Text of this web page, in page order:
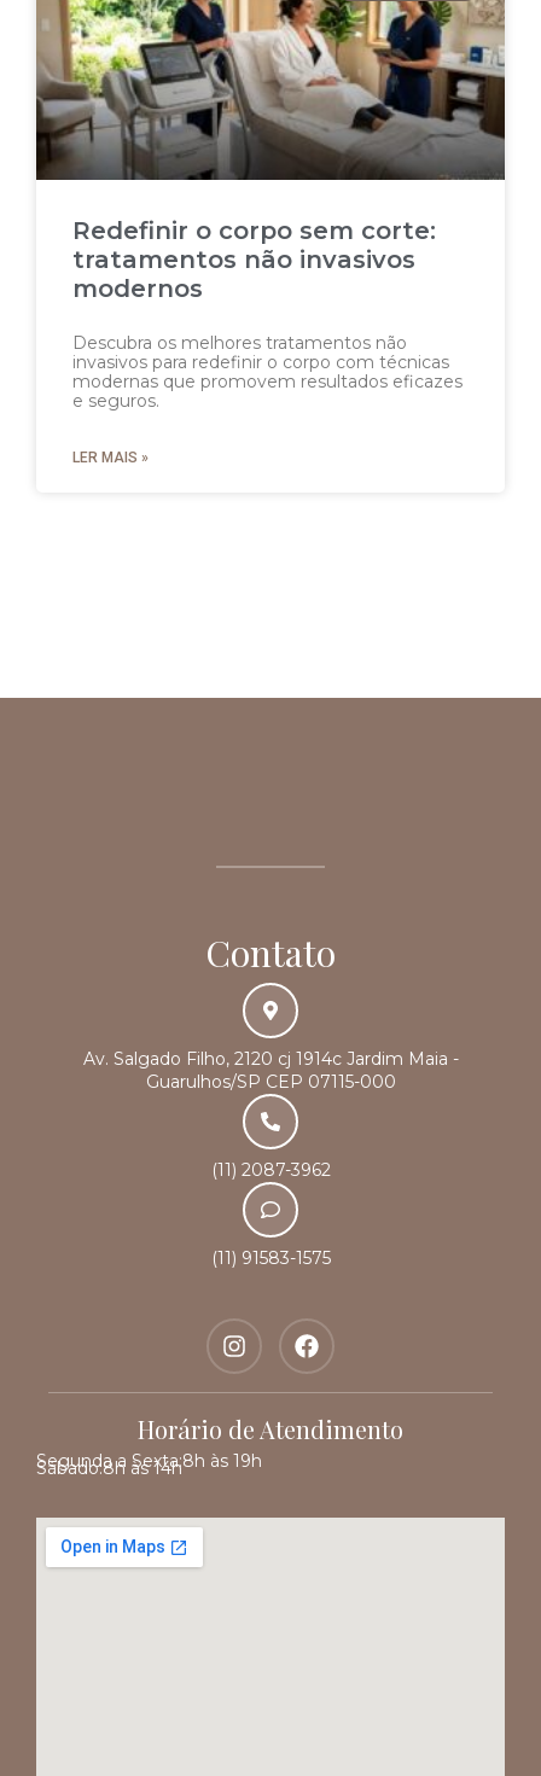
Redefinir o corpo sem corte:
tratamentos não invasivos
modernos
Descubra os melhores tratamentos não
invasivos para redefinir o corpo com técnicas
modernas que promovem resultados eficazes
e seguros.
LER MAIS »
Contato
Av. Salgado Filho, 2120 cj 1914c Jardim Maia -
Guarulhos/SP CEP 07115-000
(11) 2087-3962
(11) 91583-1575
Horário de Atendimento
Segunda a Sexta:8h às 19h
Sábado:8h às 14h